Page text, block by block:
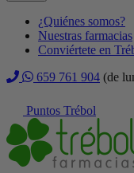
¿Quiénes somos?
Nuestras farmacias
Conviértete en
659 761 904 (de
Puntos Trébol